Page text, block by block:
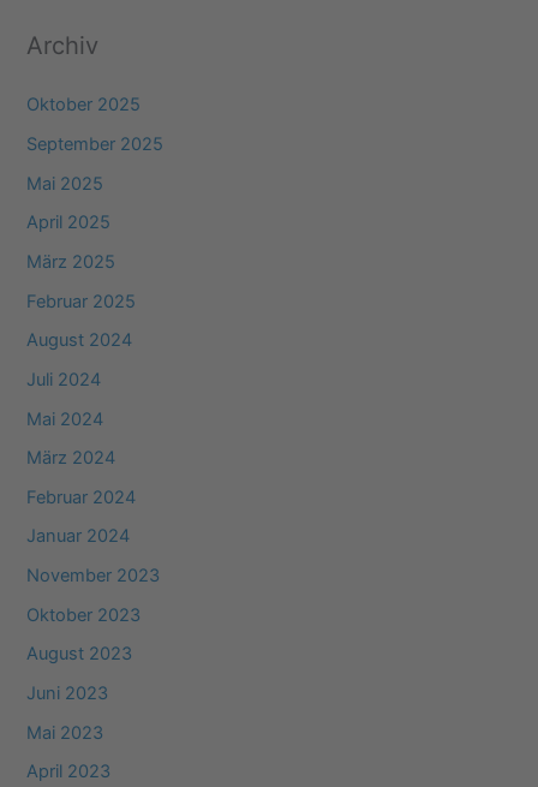
Archiv
Oktober 2025
September 2025
Mai 2025
April 2025
März 2025
Februar 2025
August 2024
Juli 2024
Mai 2024
März 2024
Februar 2024
Januar 2024
November 2023
Oktober 2023
August 2023
Juni 2023
Mai 2023
April 2023